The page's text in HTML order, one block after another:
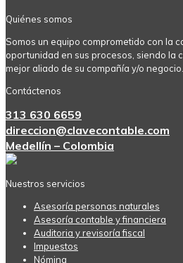
Quiénes somos
Somos un equipo comprometido con la
oportunidad en sus procesos, siendo la
mejor aliado de su compañía y/o negocio.
Contáctenos
313 630 6659
direccion@clavecontable.com
Medellín – Colombia
Nuestros servicios
Asesoría personas naturales
Asesoría contable y financiera
Auditoria y revisoría fiscal
Impuestos
Nómina